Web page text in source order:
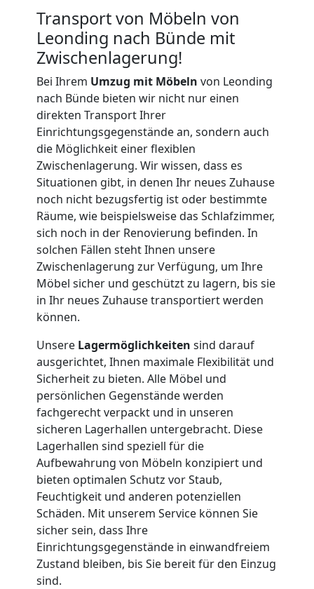
Transport von Möbeln von
Leonding nach Bünde mit
Zwischenlagerung!
Bei Ihrem Umzug mit Möbeln von Leonding
nach Bünde bieten wir nicht nur einen
direkten Transport Ihrer
Einrichtungsgegenstände an, sondern auch
die Möglichkeit einer flexiblen
Zwischenlagerung. Wir wissen, dass es
Situationen gibt, in denen Ihr neues Zuhause
noch nicht bezugsfertig ist oder bestimmte
Räume, wie beispielsweise das Schlafzimmer,
sich noch in der Renovierung befinden. In
solchen Fällen steht Ihnen unsere
Zwischenlagerung zur Verfügung, um Ihre
Möbel sicher und geschützt zu lagern, bis sie
in Ihr neues Zuhause transportiert werden
können.
Unsere Lagermöglichkeiten sind darauf
ausgerichtet, Ihnen maximale Flexibilität und
Sicherheit zu bieten. Alle Möbel und
persönlichen Gegenstände werden
fachgerecht verpackt und in unseren
sicheren Lagerhallen untergebracht. Diese
Lagerhallen sind speziell für die
Aufbewahrung von Möbeln konzipiert und
bieten optimalen Schutz vor Staub,
Feuchtigkeit und anderen potenziellen
Schäden. Mit unserem Service können Sie
sicher sein, dass Ihre
Einrichtungsgegenstände in einwandfreiem
Zustand bleiben, bis Sie bereit für den Einzug
sind.
International
Beiladung
National
Beiladung
International
Internationaler
Umzug
Nationaler
Umzug